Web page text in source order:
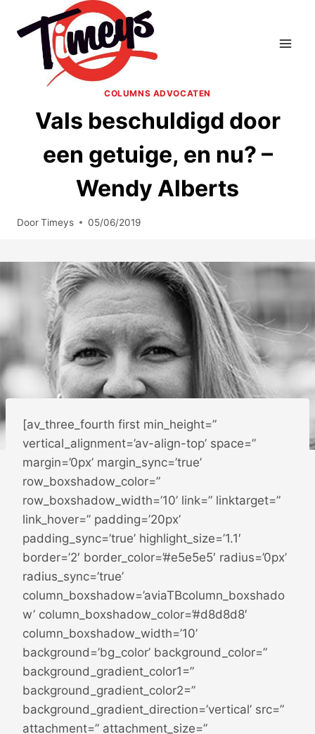
naar
COLUMNS ADVOCATEN
Vals beschuldigd door
een getuige, en nu? –
Wendy Alberts
DoorTimeys 05/06/2019
[av_three_fourth first min_height=”
vertical_alignment=’av-align-top’ space=”
margin=’0px’ margin_sync=’true’
row_boxshadow_color=”
row_boxshadow_width=’10’ link=” linktarget=”
link_hover=” padding=’20px’
padding_sync=’true’ highlight_size=’1.1′
border=’2′ border_color=’#e5e5e5′ radius=’0px’
radius_sync=’true’
column_boxshadow=’aviaTBcolumn_boxshado
w’ column_boxshadow_color=’#d8d8d8′
column_boxshadow_width=’10’
background=’bg_color’ background_color=”
background_gradient_color1=”
background_gradient_color2=”
background_gradient_direction=’vertical’ src=”
attachment=” attachment_size=”